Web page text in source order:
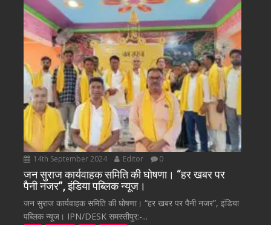
14th September 2024 Editor 0
जन सुराज कार्यवाहक समिति की घोषणा। “हर खबर पर
पैनी नजर”, इंडिया पब्लिक न्यूज।
जन सुराज कार्यवाहक समिति की घोषणा। “हर खबर पर पैनी नजर”, इंडिया
पब्लिक न्यूज। IPN/DESK समस्तीपुर:-...